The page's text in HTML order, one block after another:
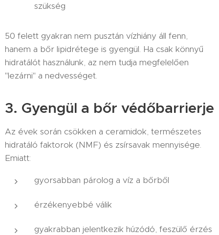
szükség
50 felett gyakran nem pusztán vízhiány áll fenn,
hanem a bőr lipidrétege is gyengül. Ha csak könnyű
hidratálót használunk, az nem tudja megfelelően
"lezárni" a nedvességet.
3. Gyengül a bőr védőbarrierje
Az évek során csökken a ceramidok, természetes
hidratáló faktorok (NMF) és zsírsavak mennyisége.
Emiatt:
gyorsabban párolog a víz a bőrből
érzékenyebbé válik
gyakrabban jelentkezik húzódó, feszülő érzés